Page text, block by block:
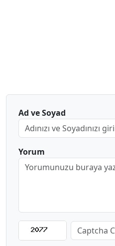
Ad ve Soyad
Yorum